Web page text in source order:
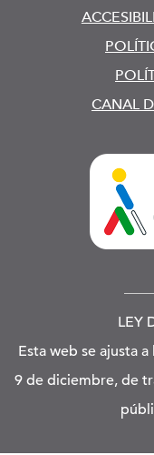
CANAL
LEY
Esta web se ajusta
9 de diciembre, de